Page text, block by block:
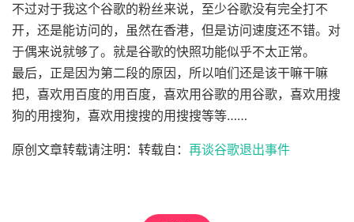
不过对于我这个谷歌的粉丝来说，至少谷歌没有完全打不
开，还是能访问的，虽然在香港，但是访问速度还不错。对
于偶来说就够了。就是谷歌的快照功能似乎不太正常。
最后，正是因为第二段的原因，所以咱们还是该干嘛干嘛
把，喜欢用百度的用百度，喜欢用谷歌的用谷歌，喜欢用搜
狗的用搜狗，喜欢用搜搜的用搜搜等等……
原创文章转载请注明：转载自： 再谈谷歌退出事件